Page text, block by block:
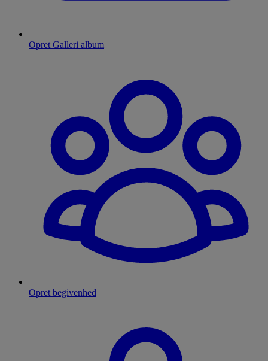
Opret Galleri album
Opret begivenhed